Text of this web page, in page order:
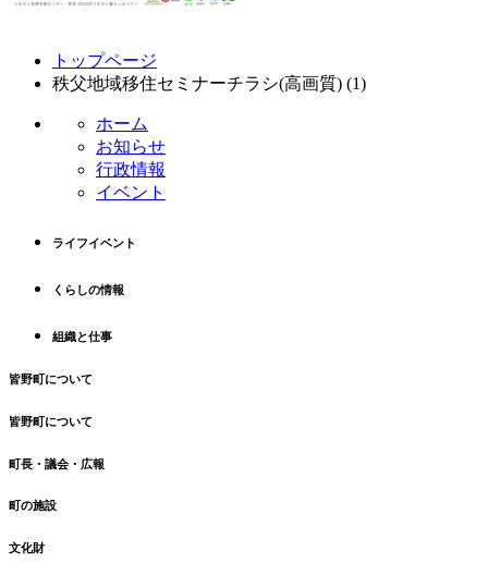
トップページ
秩父地域移住セミナーチラシ(高画質) (1)
ホーム
お知らせ
行政情報
イベント
ライフイベント
くらしの情報
組織と仕事
皆野町について
皆野町について
町長・議会・広報
町の施設
文化財